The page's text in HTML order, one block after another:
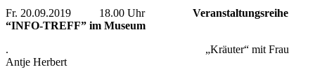
Fr. 20.09.2019 18.00 Uhr Veranstaltungsreihe
“INFO-TREFF” im Museum
. „Kräuter“ mit Frau
Antje Herbert